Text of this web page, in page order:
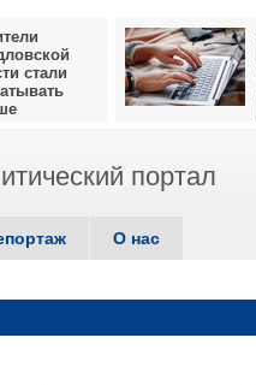
стали
портал
О нас